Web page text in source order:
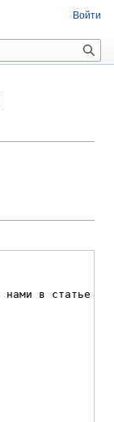
Войти